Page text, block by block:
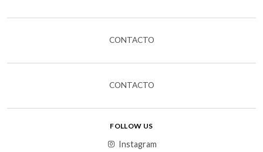
CONTACTO
CONTACTO
FOLLOW US
Instagram